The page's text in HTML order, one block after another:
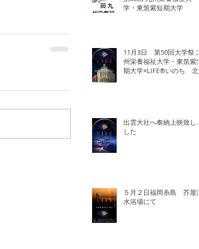
学・東筑紫短期大学
11月3日 第50回大学祭 九
州栄養福祉大学・東筑紫短
期大学×LIFE®︎いのち 北
出雲大社へ奉納上映致しま
した
５月２日福岡糸島 芥屋海
水浴場にて